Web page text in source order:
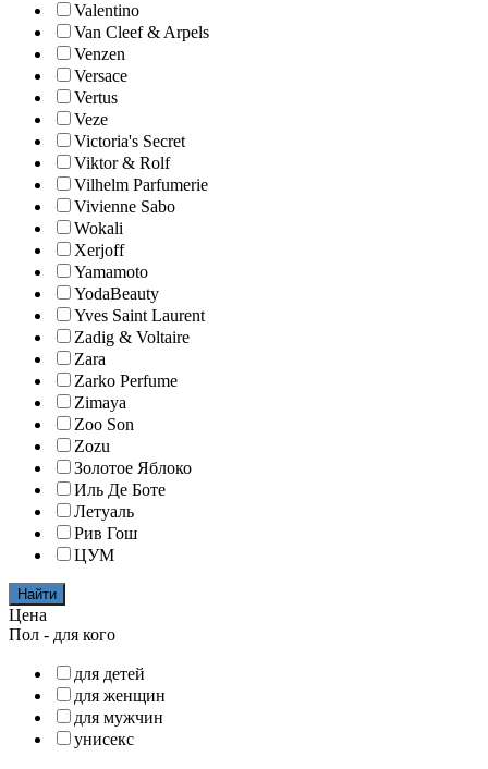
Valentino
Van Cleef & Arpels
Venzen
Versace
Vertus
Veze
Victoria's Secret
Viktor & Rolf
Vilhelm Parfumerie
Vivienne Sabo
Wokali
Xerjoff
Yamamoto
YodaBeauty
Yves Saint Laurent
Zadig & Voltaire
Zara
Zarko Perfume
Zimaya
Zoo Son
Zozu
Золотое Яблоко
Иль Де Боте
Летуаль
Рив Гош
ЦУМ
Найти
Цена
Пол - для кого
для детей
для женщин
для мужчин
унисекс